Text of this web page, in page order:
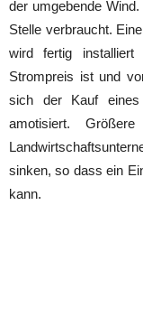
der umgebende
Stelle verbraucht.
wird fertig
Strompreis ist und
sich der Kauf
amotisiert.
sinken, so dass ein
kann.